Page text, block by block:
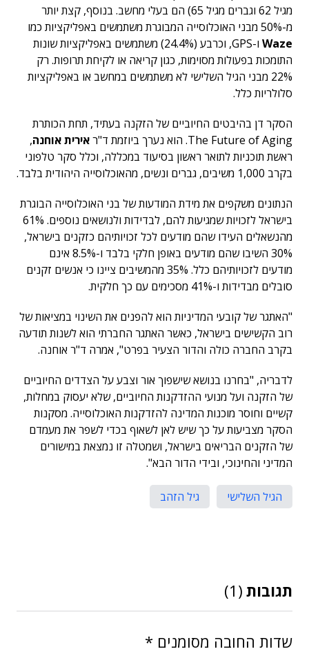
מגיל 62 וגברים מגיל 65) הם בעלי מחשב. בנוסף, קצת יותר
מ-50% מבני האוכלוסייה המבוגרת משתמשים באפליקציות כמו
Waze
ו-GPS, וכרבע (24.4%) משתמשים באפליקציות שונות
התומכות בפעולות מסוימות, כגון קריאה או לקיחת תרופות. רק
22% מבני הגיל השלישי לא משתמשים במחשב או באפליקציות
סלולריות כלל.
הסקר דן בהיבטים החיוביים של הזקנה בעתיד, תחת הכותרת
The Future of Aging. הוא נערך ביוזמת ד"ר
אירית אוחנה,
ראשת תוכניות לתואר ראשון בסיעוד במכללה, וכלל סקר טלפוני
בקרב 1,000 משיבים, גברים ונשים, מהאוכלוסייה היהודית בלבד.
הנתונים משקפים את מידת המודעות של בני האוכלוסייה הבוגרת
בישראל לזכויות שמגיעות להם, לבדידות ולנושאים נוספים. 61%
מהנשאלים העידו שהם מודעים לכל זכויותיהם כזקנים בישראל,
30% השיבו שהם מודעים באופן חלקי בלבד ו-8.5% אינם
מודעים לזכויותיהם כלל. 35% מהמשיבים ציינו כי אנשים זקנים
סובלים מבדידות ו-41% מסכימים עם כך חלקית.
"האתגר של קובעי המדיניות הוא להפנים את השינוי במציאות של
רוב הקשישים בישראל, כאשר האתגר החברתי הוא לשנות תודעה
בקרב החברה כולה והדור הצעיר בפרט", אמרה ד"ר אוחנה.
לדבריה, "בחרנו בנושא שישפוך אור וצבע על הצדדים החיוביים
של הזקנה ועל מנועי ההזדקנות החיוביים, שלא יעסוק במחלות,
קשיים וחוסר מוכנות המדינה להזדקנות האוכלוסייה. מסקנות
הסקר מצביעות על כך שיש לאן לשאוף בכדי לשפר את מעמדם
של הזקנים הבריאים בישראל, ושמטלה זו נמצאת במישורים
המדיני והחינוכי, ובידי הדור הבא".
הגיל השלישי גיל הזהב
תגובות (1)
שדות החובה מסומנים *